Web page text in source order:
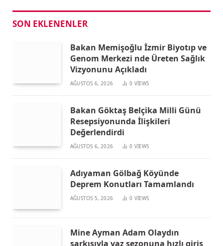
SON EKLENENLER
Bakan Memişoğlu İzmir Biyotıp ve
Genom Merkezi nde Üreten Sağlık
Vizyonunu Açıkladı
AĞUSTOS 6, 2026 0 VIEWS
Bakan Göktaş Belçika Milli Günü
Resepsiyonunda İlişkileri
Değerlendirdi
AĞUSTOS 6, 2026 0 VIEWS
Adıyaman Gölbağ Köyünde
Deprem Konutları Tamamlandı
AĞUSTOS 5, 2026 0 VIEWS
Mine Ayman Adam Olaydın
şarkısıyla yaz sezonuna hızlı giriş